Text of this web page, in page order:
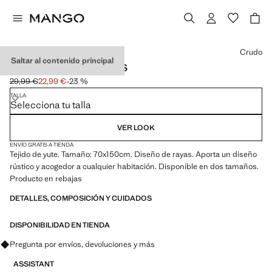
Saltar al contenido principal
ALFOMBRA YUTE RAYAS
Precio inicial tachado [29,99 € ]
29,99 €
Precio actual [22,99 € ]
22,99 €-23 %
Selecciona un color
Crudo
TALLA
Selecciona tu talla
VER LOOK
ENVÍO GRATIS A TIENDA
Tejido de yute. Tamaño: 70x150cm. Diseño de rayas. Aporta un diseño
rústico y acogedor a cualquier habitación. Disponible en dos tamaños.
Producto en rebajas
DETALLES, COMPOSICIÓN Y CUIDADOS
DISPONIBILIDAD EN TIENDA
Pregunta por envíos, devoluciones y más
ASSISTANT